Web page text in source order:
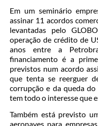
Em um seminário
assinar 11 acordos
levantadas pelo
operação de crédito de
anos entre a
financiamento é a
previstos num acordo
que tenta se reerguer
corrupção e da queda
tem todo o interesse que
Também está previsto
aeronaves para